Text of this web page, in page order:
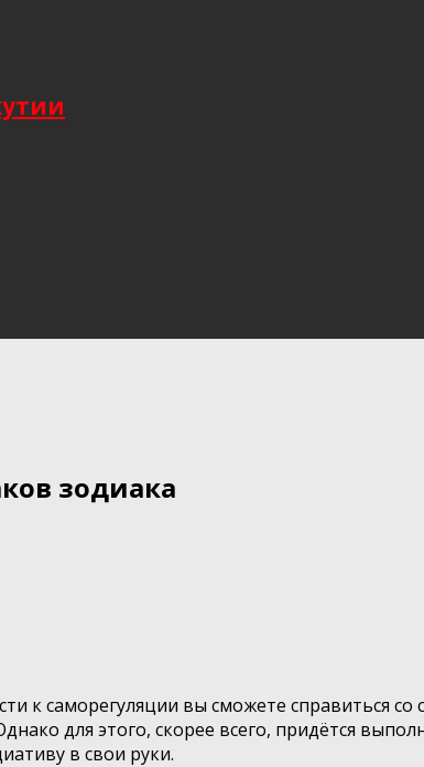
зодиака
к саморегуляции вы сможете справиться
для этого, скорее всего, придётся
в свои руки.